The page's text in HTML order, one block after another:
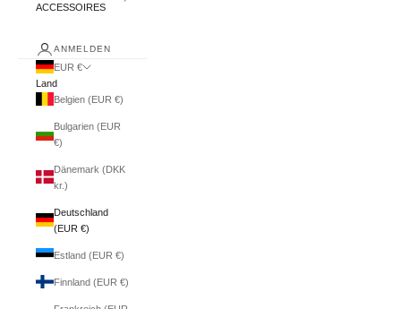
ACCESSOIRES
ANMELDEN
EUR €
Land
Belgien (EUR €)
Bulgarien (EUR
€)
Dänemark (DKK
kr.)
Deutschland
(EUR €)
Estland (EUR €)
Finnland (EUR €)